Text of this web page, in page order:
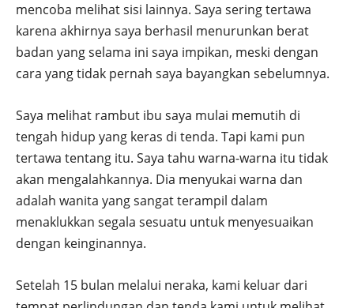
mencoba melihat sisi lainnya. Saya sering tertawa
karena akhirnya saya berhasil menurunkan berat
badan yang selama ini saya impikan, meski dengan
cara yang tidak pernah saya bayangkan sebelumnya.
Saya melihat rambut ibu saya mulai memutih di
tengah hidup yang keras di tenda. Tapi kami pun
tertawa tentang itu. Saya tahu warna-warna itu tidak
akan mengalahkannya. Dia menyukai warna dan
adalah wanita yang sangat terampil dalam
menaklukkan segala sesuatu untuk menyesuaikan
dengan keinginannya.
Setelah 15 bulan melalui neraka, kami keluar dari